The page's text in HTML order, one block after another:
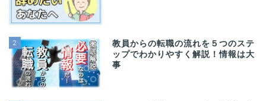
2
教員からの転職の流れを５つのステ
ップでわかりやすく解説！情報は大
事